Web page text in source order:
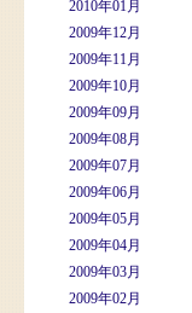
2010年01月
2009年12月
2009年11月
2009年10月
2009年09月
2009年08月
2009年07月
2009年06月
2009年05月
2009年04月
2009年03月
2009年02月